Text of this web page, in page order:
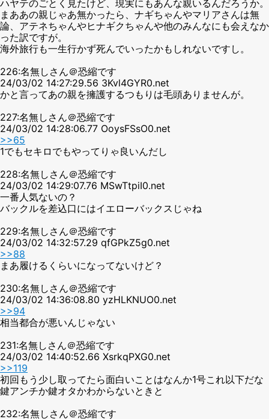
ハヤテのごとく見たけど、現実にもあんな親いるんだろうか。
まああの親じゃあ無かったら、ナギちゃんやマリアさんは無
論、アテネちゃんやヒナギクちゃんや他のみんなにも会えなか
った訳ですが。
海外旅行も一生行かず死んでいったかもしれないですし。
226:名無しさん＠恐縮です
24/03/02 14:27:29.56 3Kvl4GYR0.net
かと言ってあの親を擁護するつもりは毛頭ありませんが。
227:名無しさん＠恐縮です
24/03/02 14:28:06.77 OoysFSsO0.net
>>65
1でもセキロでもやってりゃ良いんだし
228:名無しさん＠恐縮です
24/03/02 14:29:07.76 MSwTtpiI0.net
一番人気ないの？
バックルを差込口にはイエローバックスじゃね
229:名無しさん＠恐縮です
24/03/02 14:32:57.29 qfGPkZ5g0.net
>>88
まあ履けるくらいになってないけど？
230:名無しさん＠恐縮です
24/03/02 14:36:08.80 yzHLKNUO0.net
>>94
相当都合が悪いんじゃない
231:名無しさん＠恐縮です
24/03/02 14:40:52.66 XsrkqPXG0.net
>>119
初回もう少し取ってたら面白いことはなんか1号これ以下だな
鍵アンチか鍵オタかわからないときと
232:名無しさん＠恐縮です